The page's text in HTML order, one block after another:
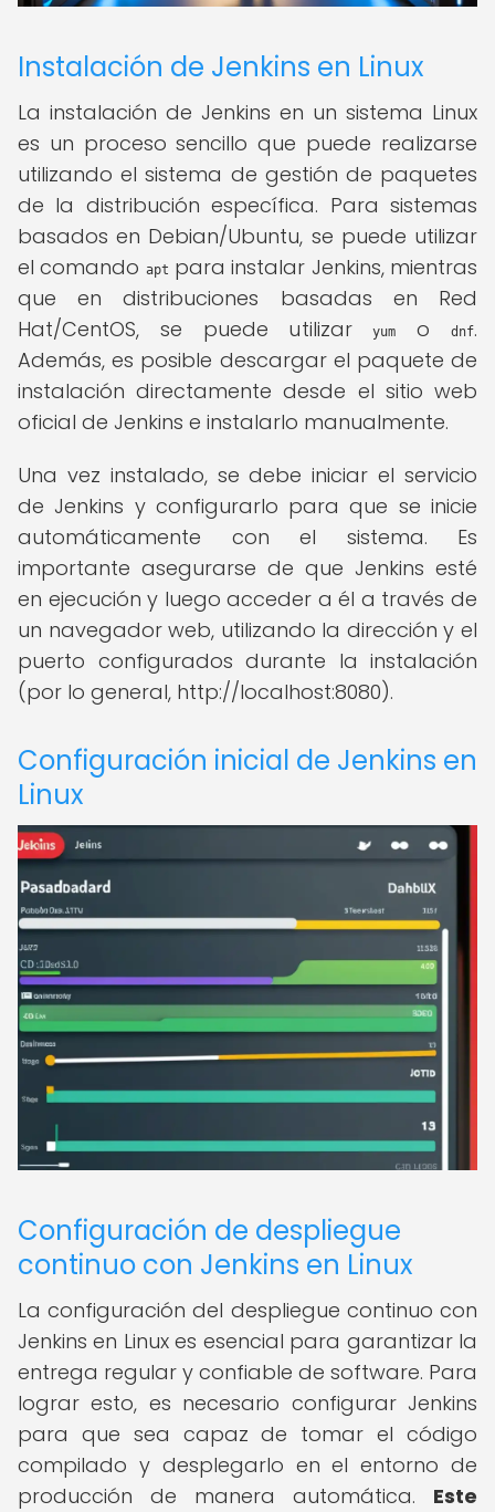
Instalación de Jenkins en Linux
La instalación de Jenkins en un sistema Linux
es un proceso sencillo que puede realizarse
utilizando el sistema de gestión de paquetes
de la distribución específica. Para sistemas
basados en Debian/Ubuntu, se puede utilizar
el comando apt para instalar Jenkins, mientras
que en distribuciones basadas en Red
Hat/CentOS, se puede utilizaryum odnf.
Además, es posible descargar el paquete de
instalación directamente desde el sitio web
oficial de Jenkins e instalarlo manualmente.
Una vez instalado, se debe iniciar el servicio
de Jenkins y configurarlo para que se inicie
automáticamente con el sistema. Es
importante asegurarse de que Jenkins esté
en ejecución y luego acceder a él a través de
un navegador web, utilizando la dirección y el
puerto configurados durante la instalación
(por lo general, http://localhost:8080).
Configuración inicial de Jenkins en
Linux
Configuración de despliegue
continuo con Jenkins en Linux
La configuración del despliegue continuo con
Jenkins en Linux es esencial para garantizar la
entrega regular y confiable de software. Para
lograr esto, es necesario configurar Jenkins
para que sea capaz de tomar el código
compilado y desplegarlo en el entorno de
producción de manera automática. Este